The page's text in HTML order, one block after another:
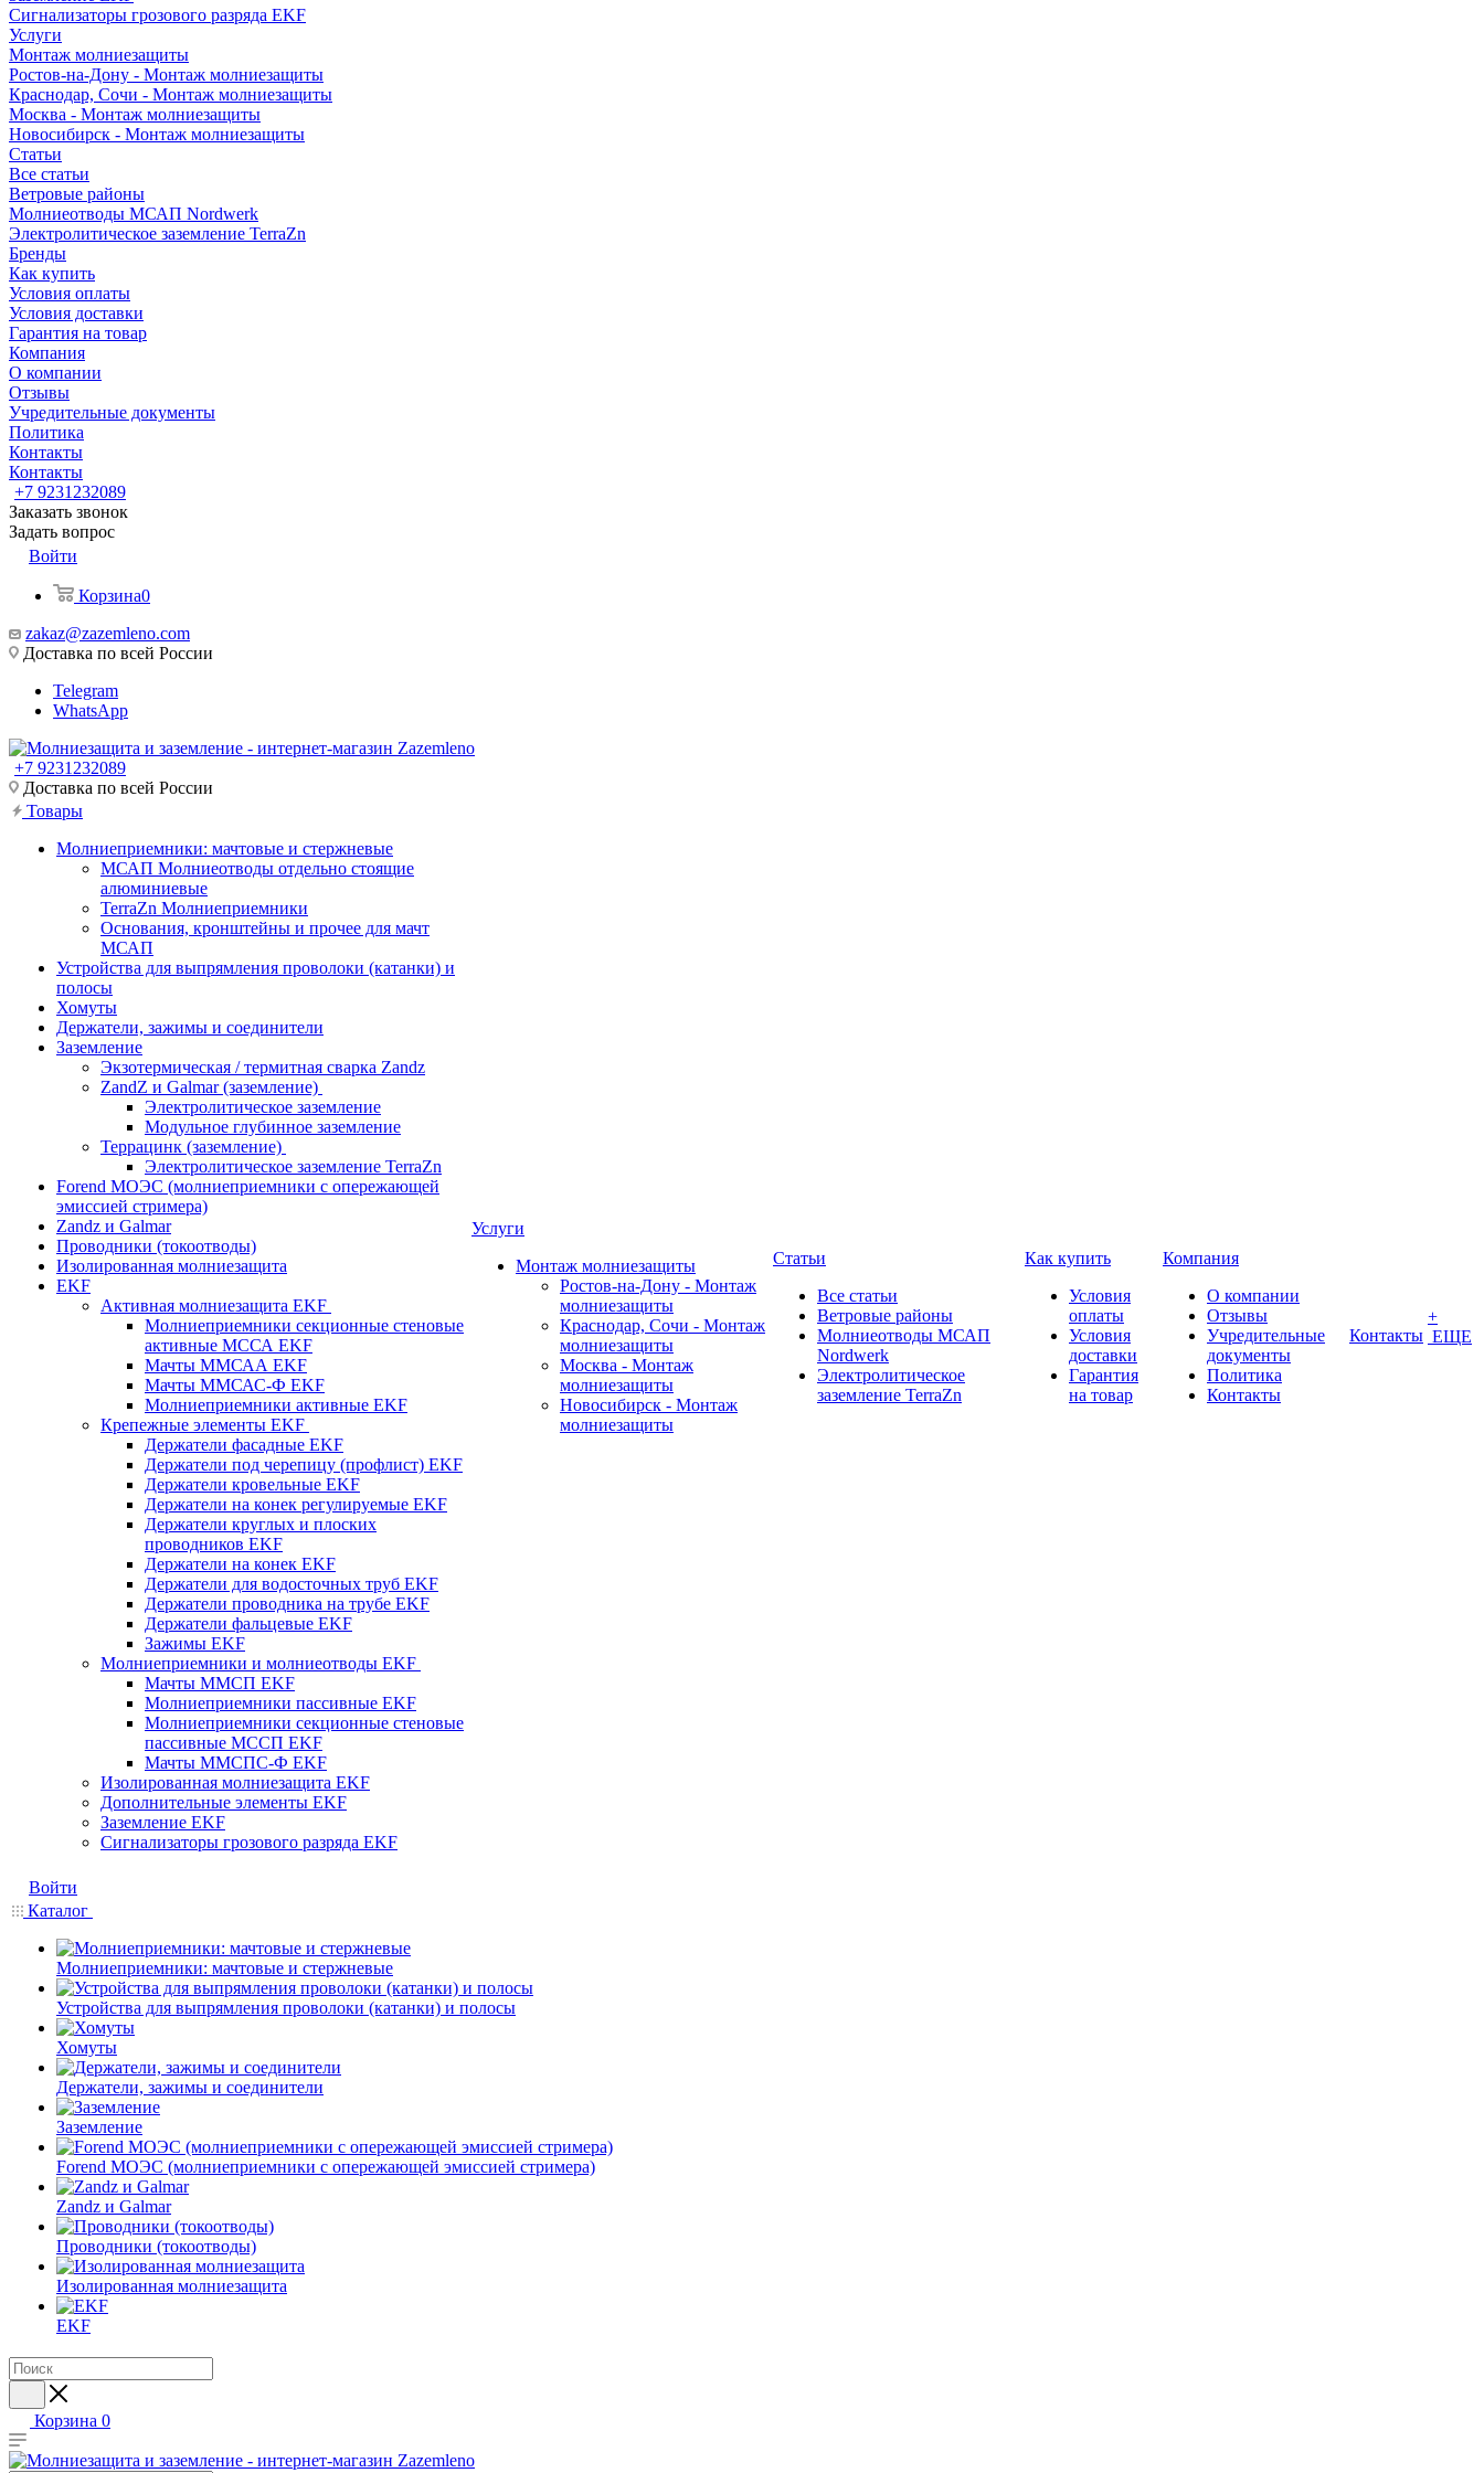
Сигнализаторы грозового разряда EKF
Услуги
Монтаж молниезащиты
Ростов-на-Дону - Монтаж молниезащиты
Краснодар, Сочи - Монтаж молниезащиты
Москва - Монтаж молниезащиты
Новосибирск - Монтаж молниезащиты
Статьи
Все статьи
Ветровые районы
Молниеотводы МСАП Nordwerk
Электролитическое заземление TerraZn
Бренды
Как купить
Условия оплаты
Условия доставки
Гарантия на товар
Компания
О компании
Отзывы
Учредительные документы
Политика
Контакты
Контакты
+7 9231232089
Заказать звонок
Задать вопрос
Войти
Корзина0
zakaz@zazemleno.com
Доставка по всей России
Telegram
WhatsApp
+7 9231232089
Доставка по всей России
Товары
Молниеприемники: мачтовые и стержневые
МСАП Молниеотводы отдельно стоящие
алюминиевые
TerraZn Молниеприемники
Основания, кронштейны и прочее для мачт
МСАП
Устройства для выпрямления проволоки (катанки) и
полосы
Хомуты
Держатели, зажимы и соединители
Заземление
Экзотермическая / термитная сварка Zandz
ZandZ и Galmar (заземление)
Электролитическое заземление
Модульное глубинное заземление
Террацинк (заземление)
Электролитическое заземление TerraZn
Forend МОЭС (молниеприемники с опережающей
эмиссией стримера)
Zandz и Galmar
Проводники (токоотводы)
Изолированная молниезащита
EKF
Активная молниезащита EKF
Молниеприемники секционные стеновые
активные МССА EKF
Мачты ММСАА EKF
Мачты ММСАС-Ф EKF
Молниеприемники активные EKF
Крепежные элементы EKF
Держатели фасадные EKF
Держатели под черепицу (профлист) EKF
Держатели кровельные EKF
Держатели на конек регулируемые EKF
Держатели круглых и плоских
проводников EKF
Держатели на конек EKF
Держатели для водосточных труб EKF
Держатели проводника на трубе EKF
Держатели фальцевые EKF
Зажимы EKF
Молниеприемники и молниеотводы EKF
Мачты ММСП EKF
Молниеприемники пассивные EKF
Молниеприемники секционные стеновые
пассивные МССП EKF
Мачты ММСПС-Ф EKF
Изолированная молниезащита EKF
Дополнительные элементы EKF
Заземление EKF
Сигнализаторы грозового разряда EKF
Услуги
Монтаж молниезащиты
Ростов-на-Дону - Монтаж
молниезащиты
Краснодар, Сочи - Монтаж
молниезащиты
Москва - Монтаж
молниезащиты
Новосибирск - Монтаж
молниезащиты
Статьи
Все статьи
Ветровые районы
Молниеотводы МСАП
Nordwerk
Электролитическое
заземление TerraZn
Как купить
Условия
оплаты
Условия
доставки
Гарантия
на товар
Компания
О компании
Отзывы
Учредительные
документы
Политика
Контакты
Контакты
+
ЕЩЕ
Войти
Каталог
Молниеприемники: мачтовые и стержневые
Устройства для выпрямления проволоки (катанки) и полосы
Хомуты
Держатели, зажимы и соединители
Заземление
Forend МОЭС (молниеприемники с опережающей эмиссией стримера)
Zandz и Galmar
Проводники (токоотводы)
Изолированная молниезащита
EKF
Корзина 0